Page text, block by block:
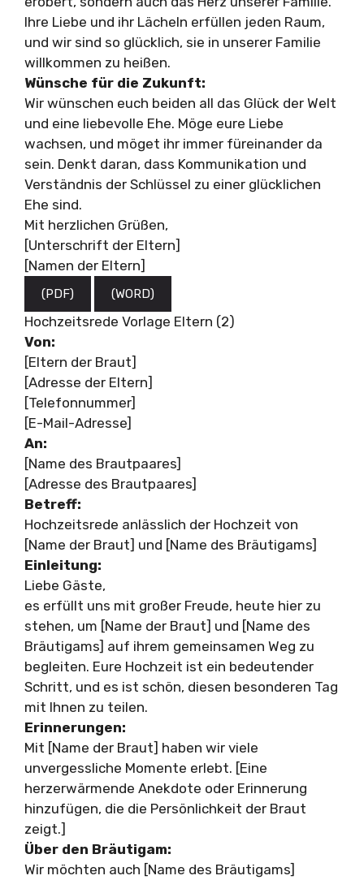
Ihre Liebe und ihr Lächeln erfüllen jeden Raum,
und wir sind so glücklich, sie in unserer Familie
willkommen zu heißen.
Wünsche für die Zukunft:
Wir wünschen euch beiden all das Glück der Welt
und eine liebevolle Ehe. Möge eure Liebe
wachsen, und möget ihr immer füreinander da
sein. Denkt daran, dass Kommunikation und
Verständnis der Schlüssel zu einer glücklichen
Ehe sind.
Mit herzlichen Grüßen,
[Unterschrift der Eltern]
[Namen der Eltern]
(PDF) (WORD)
Hochzeitsrede Vorlage Eltern (2)
Von:
[Eltern der Braut]
[Adresse der Eltern]
[Telefonnummer]
[E-Mail-Adresse]
An:
[Name des Brautpaares]
[Adresse des Brautpaares]
Betreff:
Hochzeitsrede anlässlich der Hochzeit von
[Name der Braut] und [Name des Bräutigams]
Einleitung:
Liebe Gäste,
es erfüllt uns mit großer Freude, heute hier zu
stehen, um [Name der Braut] und [Name des
Bräutigams] auf ihrem gemeinsamen Weg zu
begleiten. Eure Hochzeit ist ein bedeutender
Schritt, und es ist schön, diesen besonderen Tag
mit Ihnen zu teilen.
Erinnerungen:
Mit [Name der Braut] haben wir viele
unvergessliche Momente erlebt. [Eine
herzerwärmende Anekdote oder Erinnerung
hinzufügen, die die Persönlichkeit der Braut
zeigt.]
Über den Bräutigam:
Wir möchten auch [Name des Bräutigams]